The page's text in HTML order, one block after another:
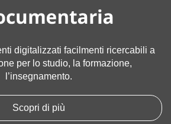
digitalizzati facilmenti ricercabili a
per lo studio, la formazione,
l’insegnamento.
Scopri di più